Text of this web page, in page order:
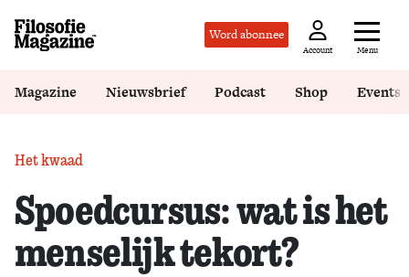
Word abonnee
Account Menu
Magazine Nieuwsbrief Podcast Shop Events
Het kwaad
Spoedcursus: wat is het
menselijk tekort?